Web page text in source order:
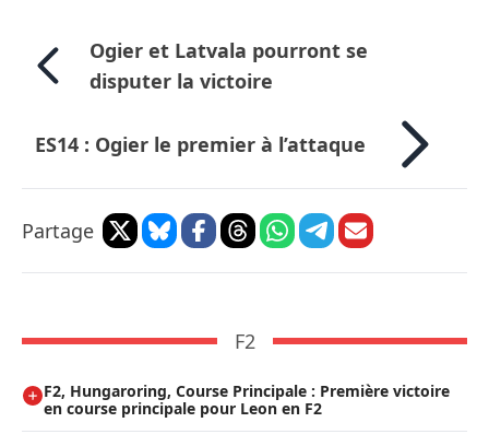
Ogier et Latvala pourront se
disputer la victoire
ES14 : Ogier le premier à l’attaque
Partage
F2
F2, Hungaroring, Course Principale : Première victoire
en course principale pour Leon en F2